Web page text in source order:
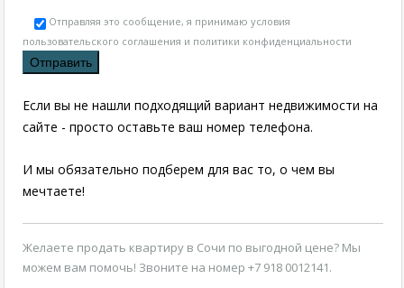
Отправляя это сообщение, я принимаю условия
пользовательского соглашения и политики конфиденциальности
Если вы не нашли подходящий вариант недвижимости на
сайте - просто оставьте ваш номер телефона.
И мы обязательно подберем для вас то, о чем вы
мечтаете!
Желаете продать квартиру в Сочи по выгодной цене? Мы
можем вам помочь! Звоните на номер +7 918 0012141.